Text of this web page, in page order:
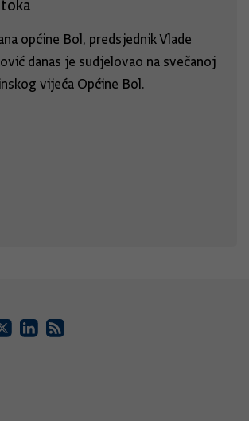
općine Bol, predsjednik Vlade
danas je sudjelovao na svečanoj
vijeća Općine Bol.